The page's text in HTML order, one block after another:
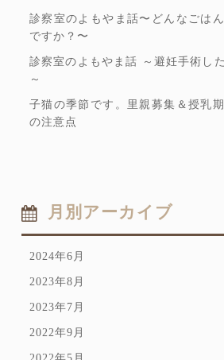
診察室のよもやま話〜どんなごは
ですか？〜
診察室のよもやま話 ～避妊手術し
～
子猫の季節です。里親募集＆授乳
の注意点
月別アーカイブ
2024年6月
2023年8月
2023年7月
2022年9月